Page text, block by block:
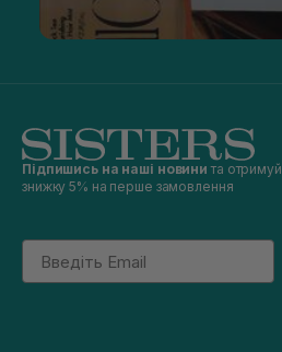
Підпишись на наші новини та отримуй
знижку 5% на перше замовлення
Email